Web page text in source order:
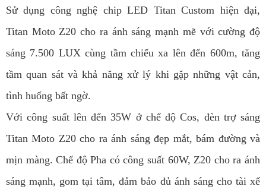
Sử dụng công nghệ chip LED Titan Custom hiện đại,
Titan Moto Z20 cho ra ánh sáng mạnh mẽ với cường độ
sáng 7.500 LUX cùng tầm chiếu xa lên đến 600m, tăng
tầm quan sát và khả năng xử lý khi gặp những vật cản,
tình huống bất ngờ.
Với công suất lên đến 35W ở chế độ Cos, đèn trợ sáng
Titan Moto Z20 cho ra ánh sáng đẹp mắt, bám đường và
mịn màng. Chế độ Pha có công suất 60W, Z20 cho ra ánh
sáng mạnh, gom tại tâm, đảm bảo đủ ánh sáng cho tài xế